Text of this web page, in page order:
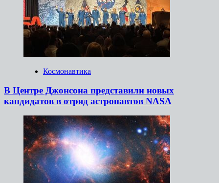
Космонавтика
В Центре Джонсона представили новых
кандидатов в отряд астронавтов NASA